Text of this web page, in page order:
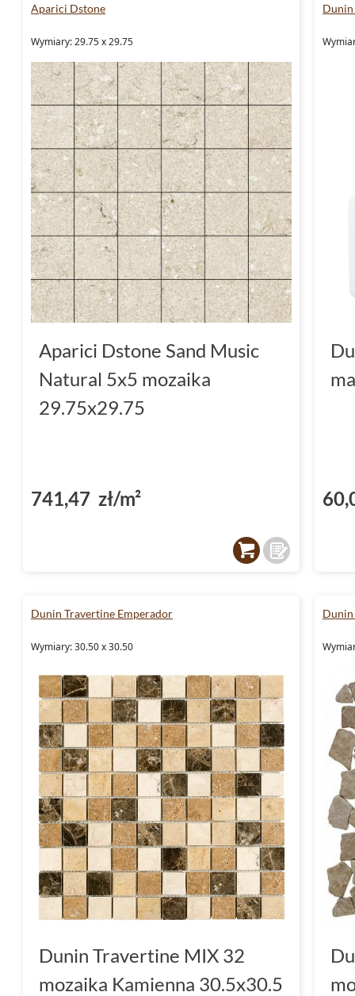
Aparici Dstone
Wymiary: 29.75 x 29.75
Aparici Dstone Sand Music
Natural 5x5 mozaika
29.75x29.75
741,47 zł/m²
Dunin Travertine Emperador
Wymiary: 30.50 x 30.50
Dunin Travertine MIX 32
mozaika Kamienna 30.5x30.5
Dunin